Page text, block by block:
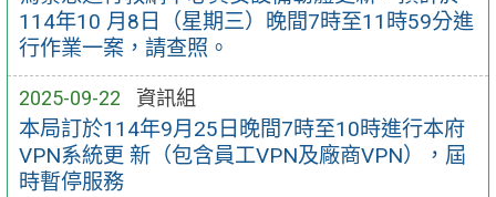
114年10 月8日（星期三）晚間7時至11時59分進
行作業一案，請查照。
2025-09-22 資訊組
本局訂於114年9月25日晚間7時至10時進行本府
VPN系統更 新（包含員工VPN及廠商VPN），屆
時暫停服務